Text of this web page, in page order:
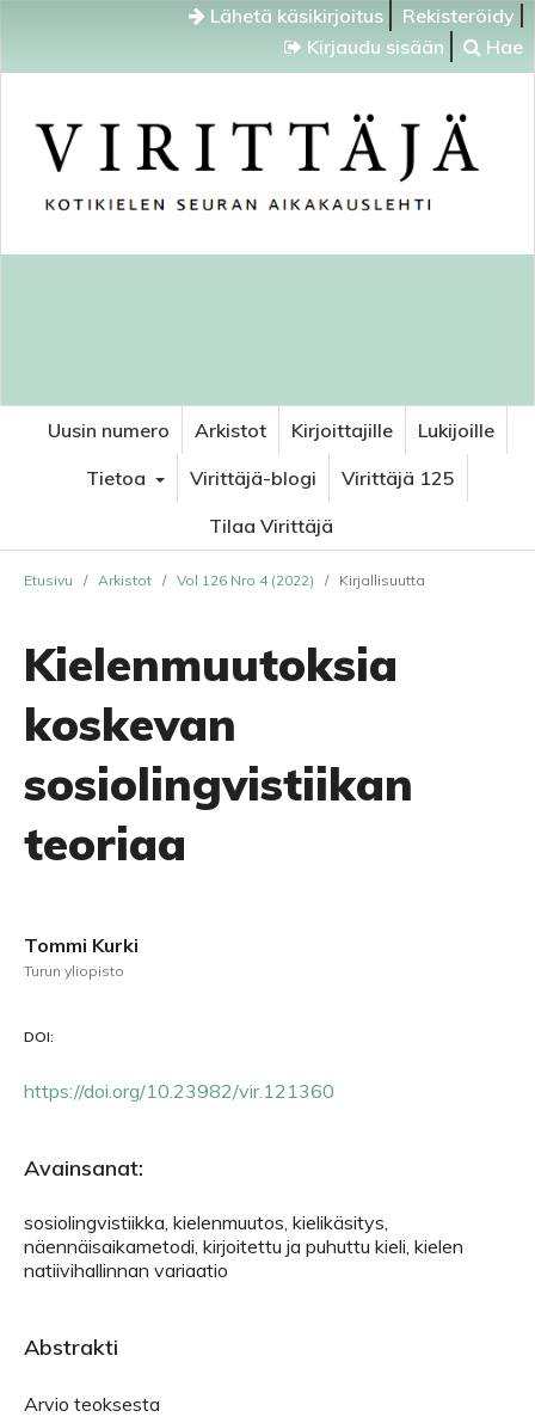
Lähetä käsikirjoitus
Rekisteröidy
Kirjaudu sisään
Hae
Uusin numero Arkistot Kirjoittajille
Lukijoille
Tietoa
Virittäjä-blogi
Virittäjä 125
Tilaa Virittäjä
Etusivu / Arkistot / Vol 126 Nro 4 (2022) / Kirjallisuutta
Kielenmuutoksia
koskevan
sosiolingvistiikan
teoriaa
Tommi Kurki
Turun yliopisto
DOI:
https://doi.org/10.23982/vir.121360
Avainsanat:
sosiolingvistiikka, kielenmuutos, kielikäsitys,
näennäisaikametodi, kirjoitettu ja puhuttu kieli, kielen
natiivihallinnan variaatio
Abstrakti
Arvio teoksesta